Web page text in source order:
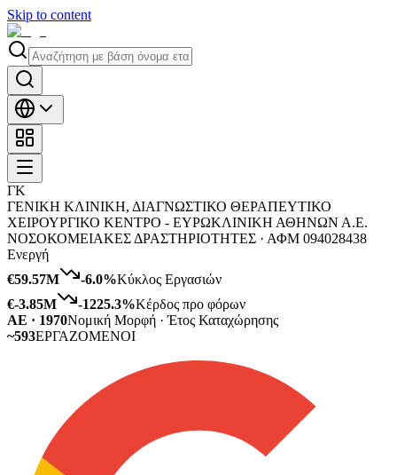
Skip to content
ΓΚ
ΓΕΝΙΚΗ ΚΛΙΝΙΚΗ, ΔΙΑΓΝΩΣΤΙΚΟ ΘΕΡΑΠΕΥΤΙΚΟ
ΧΕΙΡΟΥΡΓΙΚΟ ΚΕΝΤΡΟ - ΕΥΡΩΚΛΙΝΙΚΗ ΑΘΗΝΩΝ Α.Ε.
ΝΟΣΟΚΟΜΕΙΑΚΕΣ ΔΡΑΣΤΗΡΙΟΤΗΤΕΣ · ΑΦΜ 094028438
Ενεργή
€59.57M
-6.0%Κύκλος Εργασιών
€-3.85M
-1225.3%Κέρδος προ φόρων
ΑΕ · 1970Νομική Μορφή · Έτος Καταχώρησης
~593ΕΡΓΑΖΟΜΕΝΟΙ